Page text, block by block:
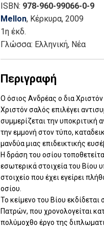
ISBN: 978-960-99066-0-9
Mellon, Κέρκυρα, 2009
1η έκδ.
Γλώσσα: Ελληνική, Νέα
Περιγραφή
Ο όσιος Ανδρέας ο δια
Χριστόν σαλός επιλέγει
συμμερίζεται την υποκριτική
την εμμονή στον τύπο,
μανδύα μιας επιδεικτικής
Η δράση του οσίου
εσωτερικά στοιχεία του Βίου
στοιχείο που έχει εγείρει
οσίου.
Το κείμενο του Βίου
Πατρών, που χρονολογείται
πολύμοχθο έργο της